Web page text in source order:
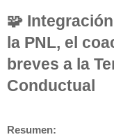
🧩
la PNL, el
breves a la
Conductual
Resumen: